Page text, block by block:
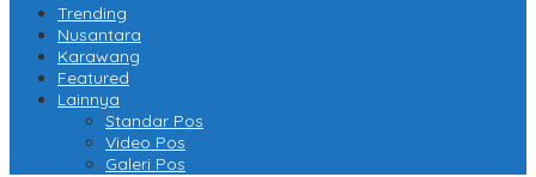
Trending
Nusantara
Karawang
Featured
Lainnya
Standar Pos
Video Pos
Galeri Pos